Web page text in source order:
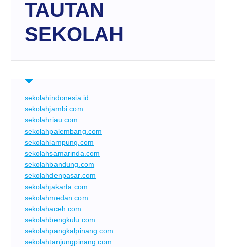
TAUTAN
SEKOLAH
sekolahindonesia.id
sekolahjambi.com
sekolahriau.com
sekolahpalembang.com
sekolahlampung.com
sekolahsamarinda.com
sekolahbandung.com
sekolahdenpasar.com
sekolahjakarta.com
sekolahmedan.com
sekolahaceh.com
sekolahbengkulu.com
sekolahpangkalpinang.com
sekolahtanjungpinang.com